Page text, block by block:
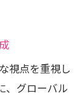
視点を重視し
、グローバル